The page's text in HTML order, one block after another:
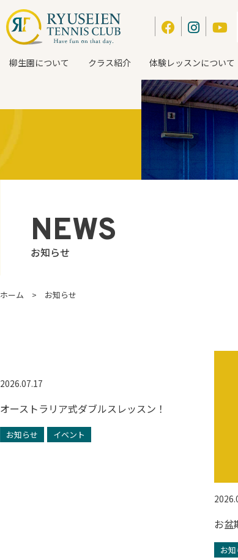
柳生園について クラス紹介 体験レッスンについて
NEWS
お知らせ
ホーム お知らせ
2026.07.17
オーストラリア式ダブルスレッスン！
お知らせ イベント
お盆
お